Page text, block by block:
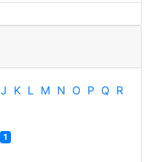
J K L M N O P Q R
1